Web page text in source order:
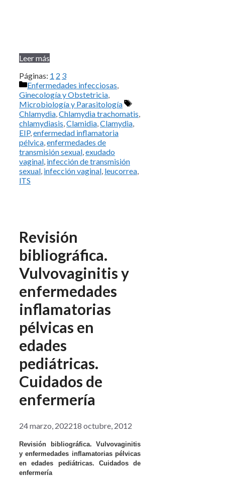
Leer más
Páginas: 1 2 3
Categorías
Enfermedades infecciosas,
Ginecología y Obstetricia,
Microbiología y Parasitología
Etiquetas
Chlamydia,Chlamydia trachomatis,
chlamydiasis,Clamidia,Clamydia,
EIP,enfermedad inflamatoria
pélvica,enfermedades de
transmisión sexual,exudado
vaginal, infección de transmisión
sexual, infección vaginal, leucorrea,
lTS
Revisión
bibliográfica.
Vulvovaginitis y
enfermedades
inflamatorias
pélvicas en
edades
pediátricas.
Cuidados de
enfermería
24 marzo, 202218 octubre, 2012
Revisión bibliográfica. Vulvovaginitis
y enfermedades inflamatorias pélvicas
en edades pediátricas. Cuidados de
enfermería